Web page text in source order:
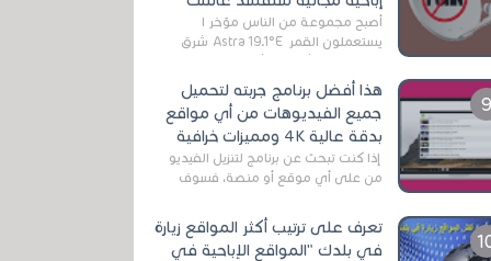
أصبح مجموعة من الناس مؤخر ا
يستعملون القمر Astra 19.1°E شرق
وذلك بسبب أن هذا الأخير يتوفرعلى
قنوات مميزة جدا تنقل العديد من البرامج
اله...
هذا أفضل برنامج جربته لتحميل
جميع الفيديوهات من أي مواقع
بدقة عالية 4K ومميزات خرافية
إذا كنت تبحث عن برنامج لتنزيل الفيديو
من على أي موقع أو منصة، فسوف
الخاصة بالبرامج والتطبيقات في هذا
المج...
تعرف على ترتيب أكثر المواقع زيارة
في بلدك "المواقع الإباحية في